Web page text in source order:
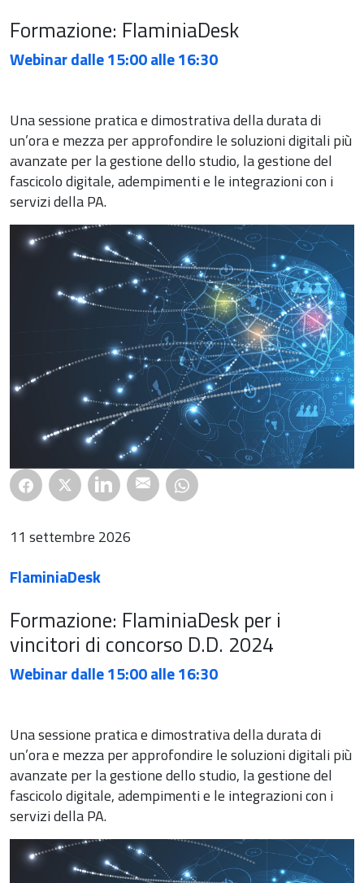
Formazione: FlaminiaDesk
Webinar dalle 15:00 alle 16:30
Una sessione pratica e dimostrativa della durata di
un’ora e mezza per approfondire le soluzioni digitali più
avanzate per la gestione dello studio, la gestione del
fascicolo digitale, adempimenti e le integrazioni con i
servizi della PA.
11 settembre 2026
FlaminiaDesk
Formazione: FlaminiaDesk per i
vincitori di concorso D.D. 2024
Webinar dalle 15:00 alle 16:30
Una sessione pratica e dimostrativa della durata di
un’ora e mezza per approfondire le soluzioni digitali più
avanzate per la gestione dello studio, la gestione del
fascicolo digitale, adempimenti e le integrazioni con i
servizi della PA.